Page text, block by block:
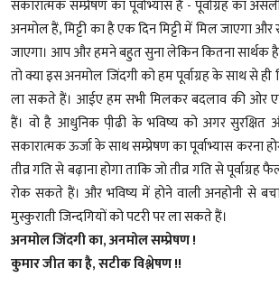
सकारात्मक सम्प्रेषण का पूर्वाभ्यास है - पूर्वाग्रह का
अनमोल हैं, मिट्टी का है एक दिन मिट्टी में मिल जाएगा और
जाएगा। आप और हमने बहुत सुना लेकिन कितना सार्थक है
तो क्या इस अनमोल जिंदगी को हम पूर्वाग्रह के साथ से
ला सकते हैं। आईए हम सभी मिलकर बदलाव की ओर
हैं। वो है आधुनिक पी़ढी के भविष्य को अगर सुरक्षित
सकारात्मक ऊर्जा के साथ सम्प्रेषण का पूर्वाभ्यास करना
तीव्र गति से बढ़ाना होगा ताकि जो तीव्र गति से
रोक सकते हैं। और भविष्य में होने वाली अनहोनी से
मुस्कुराती जिन्दगियों को पटरी पर ला सकते हैं।
अनमोल जिंदगी का, अनमोल सम्प्रेषण !
कुमार जीत का है, सटीक विश्लेषण !!